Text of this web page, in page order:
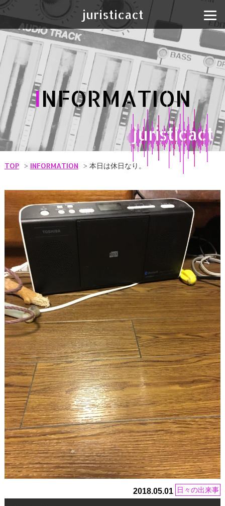
juristicact
INFORMATION
juristicact
TOP INFORMATION 本日は休日なり。
2018.05.01 日々の出来事